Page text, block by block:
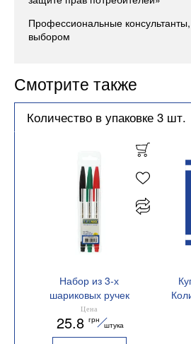
Профессиональные
выбором
Смотрите также
Количество в упаковке 3 шт.
Набор из 3-х
шариковых ручек
Buromax CLASSIC 0,7
мм BM.8443
Цена
25.8 грн
штука